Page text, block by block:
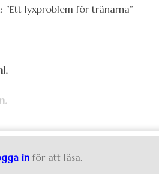
in för att läsa.